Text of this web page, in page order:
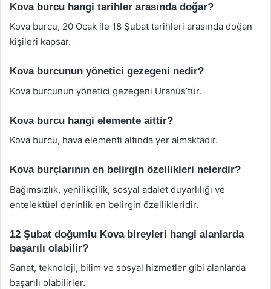
Kova burcu hangi tarihler arasında doğar?
Kova burcu, 20 Ocak ile 18 Şubat tarihleri arasında doğan
kişileri kapsar.
Kova burcunun yönetici gezegeni nedir?
Kova burcunun yönetici gezegeni Uranüs’tür.
Kova burcu hangi elemente aittir?
Kova burcu, hava elementi altında yer almaktadır.
Kova burçlarının en belirgin özellikleri nelerdir?
Bağımsızlık, yenilikçilik, sosyal adalet duyarlılığı ve
entelektüel derinlik en belirgin özellikleridir.
12 Şubat doğumlu Kova bireyleri hangi alanlarda
başarılı olabilir?
Sanat, teknoloji, bilim ve sosyal hizmetler gibi alanlarda
başarılı olabilirler.